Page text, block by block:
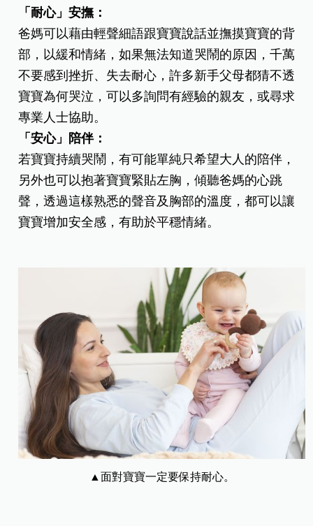
「耐心」安撫：
爸媽可以藉由輕聲細語跟寶寶說話並撫摸寶寶的背
部，以緩和情緒，如果無法知道哭鬧的原因，千萬
不要感到挫折、失去耐心，許多新手父母都猜不透
寶寶為何哭泣，可以多詢問有經驗的親友，或尋求
專業人士協助。
「安心」陪伴：
若寶寶持續哭鬧，有可能單純只希望大人的陪伴，
另外也可以抱著寶寶緊貼左胸，傾聽爸媽的心跳
聲，透過這樣熟悉的聲音及胸部的溫度，都可以讓
寶寶增加安全感，有助於平穩情緒。
▲面對寶寶一定要保持耐心。